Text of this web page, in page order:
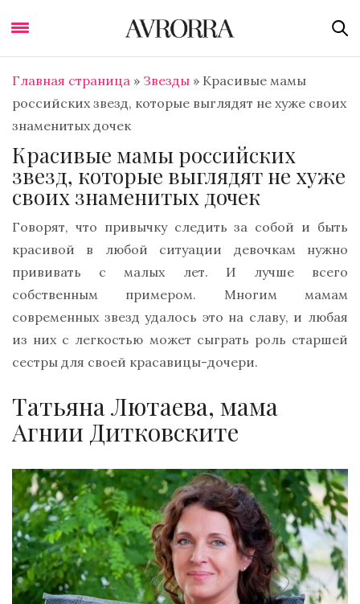
Главная страница » Звезды » Красивые мамы
российских звезд, которые выглядят не хуже своих
знаменитых дочек
Красивые мамы российских
звезд, которые выглядят не хуже
своих знаменитых дочек
Говорят, что привычку следить за собой и быть
красивой в любой ситуации девочкам нужно
прививать с малых лет. И лучше всего
собственным примером. Многим мамам
современных звезд удалось это на славу, и любая
из них с легкостью может сыграть роль старшей
сестры для своей красавицы-дочери.
Татьяна Лютаева, мама
Агнии Дитковските